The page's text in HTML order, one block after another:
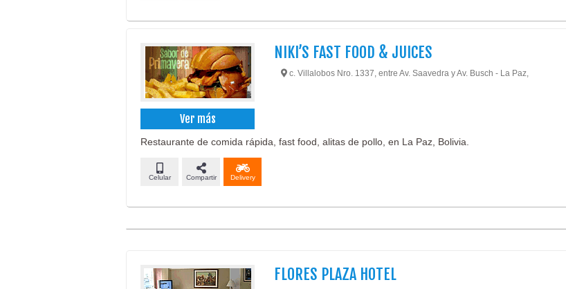
Ver más
NIKI’S FAST FOOD & JUICES
c. Villalobos Nro. 1337, entre Av. Saavedra y Av. Busch - La Paz,
Restaurante de comida rápida, fast food, alitas de pollo, en La Paz, Bolivia.
Celular Compartir Delivery
FLORES PLAZA HOTEL